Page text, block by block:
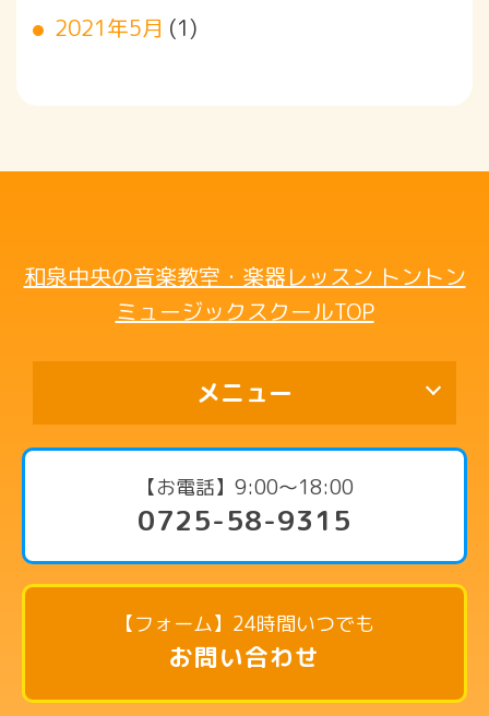
2021年5月 (1)
和泉中央の音楽教室・楽器レッスン トントン
ミュージックスクールTOP
メニュー
代表挨拶
コース・料金案内
ピアノコース
リトミックコース
英語リトミックコース
【お電話】9:00〜18:00
0725-58-9315
【フォーム】24時間いつでも
お問い合わせ